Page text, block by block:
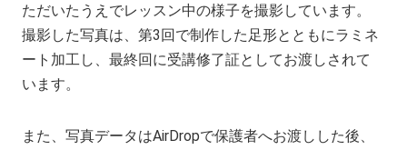
ただいたうえでレッスン中の様子を撮影しています。
撮影した写真は、第3回で制作した足形とともにラミネ
ート加工し、最終回に受講修了証としてお渡しされて
います。
また、写真データはAirDropで保護者へお渡しした後、